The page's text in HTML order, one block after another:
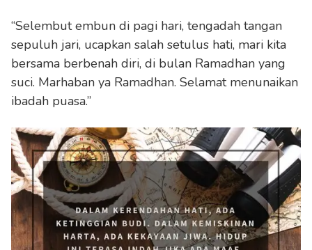
“Selembut embun di pagi hari, tengadah tangan
sepuluh jari, ucapkan salah setulus hati, mari kita
bersama berbenah diri, di bulan Ramadhan yang
suci. Marhaban ya Ramadhan. Selamat menunaikan
ibadah puasa.”